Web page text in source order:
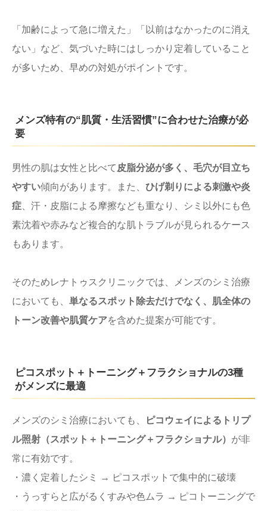
「加齢によって急に増えた」「以前はなかったのに消え
ない」など、気づいた時にはしっかり定着していること
が多いため、早めの対処がポイントです。
メンズ特有の“肌質・生活習慣”に合わせた治療が必
要
男性の肌は女性と比べて 皮脂分泌が多く、毛穴が目立ち
やすい傾向があります。また、 ひげ剃りによる刺激や炎
症 、汗・皮脂による摩擦なども重なり、シミ以外にも色
素沈着や赤みなど複合的な肌トラブルが見られるケース
もあります。
そのためレナトゥスクリニックでは、メンズのシミ治療
においても、 単なるスポット除去だけでなく、肌全体の
トーン改善や肌質ケアを含めた提案が可能です。
ピコスポット＋トーニング＋フラクショナルの3種
がメンズに最適
メンズのシミ治療においても、
ピコウェイによるトリプ
ル照射（スポット＋トーニング＋フラクショナル） が非
常に有効です。
・濃く定着したシミ → ピコスポットで集中的に破壊
・うっすらと広がるくすみや色ムラ → ピコトーニングで